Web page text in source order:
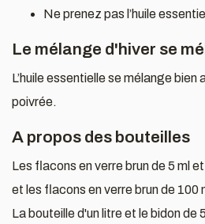
Ne prenez pas l’huile
Le mélange d'hiver se
L’huile essentielle se mélange
poivrée.
A propos des bouteilles
Les flacons en verre brun de 5 ml
et les flacons en verre brun de 100
La bouteille d'un litre et le bidon